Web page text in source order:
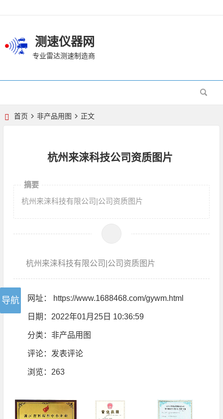
测速仪器网
专业雷达测速制造商
首页 非产品用图 正文
杭州来涞科技公司资质图片
摘要
杭州来涞科技有限公司|公司资质图片
杭州来涞科技有限公司|公司资质图片
网址： https://www.1688468.com/gywm.html
日期：2022年01月25日 10:36:59
分类： 非产品用图
评论： 发表评论
浏览 ：263